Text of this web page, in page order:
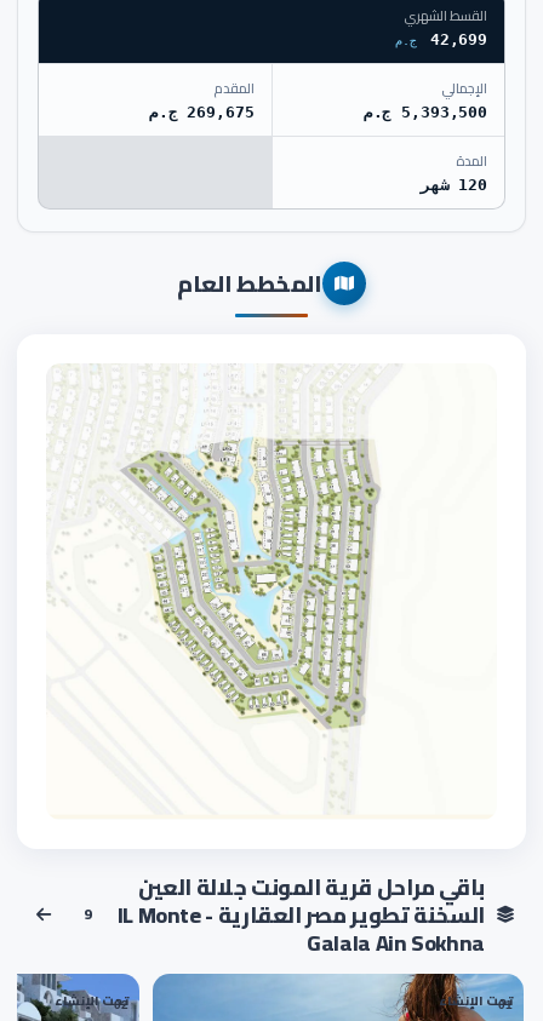
القسط الشهري
42,699 ج.م
الإجمالي
5,393,500 ج.م
المقدم
269,675 ج.م
المدة
120 شهر
المخطط العام
باقي مراحل قرية المونت جلالة العين
السخنة تطوير مصر العقارية - IL Monte
Galala Ain Sokhna
9
تحت الإنشاء
01 تحت الإنشاء
02